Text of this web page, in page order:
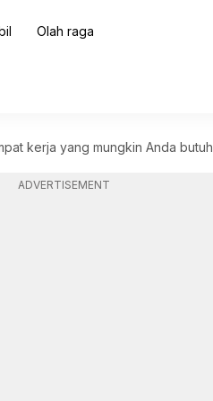
Olah raga
kerja yang mungkin Anda
ADVERTISEMENT